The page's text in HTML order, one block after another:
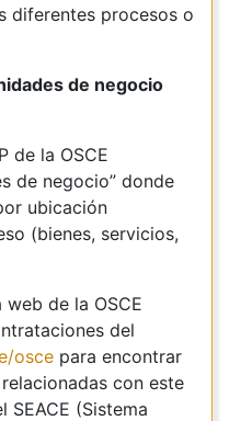
diferentes procesos o
de negocio
de la OSCE
de negocio” donde
ubicación
(bienes, servicios,
de la OSCE
del
osce para encontrar
con este
SEACE (Sistema